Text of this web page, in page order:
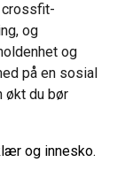
crossfit-
og
og
på en sosial
økt du bør
og innesko.